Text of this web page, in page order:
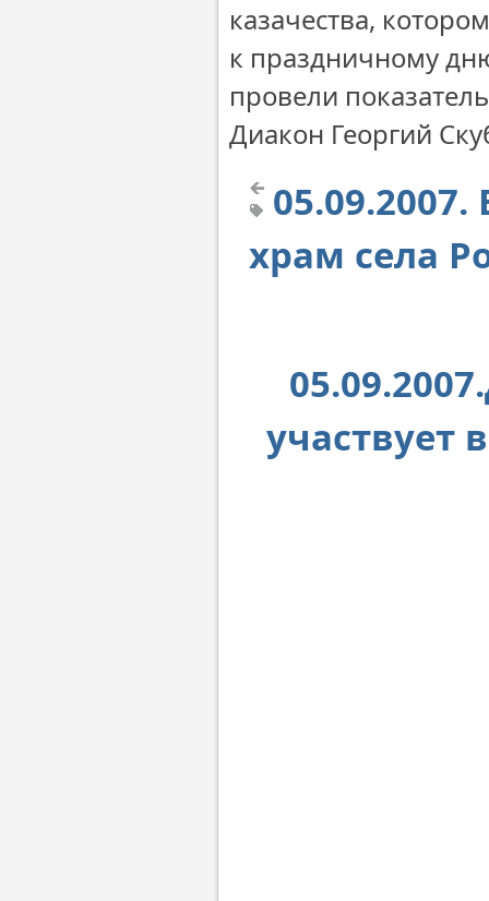
казачества,
к праздничному
провели
Диакон Георгий
храм села
участвует